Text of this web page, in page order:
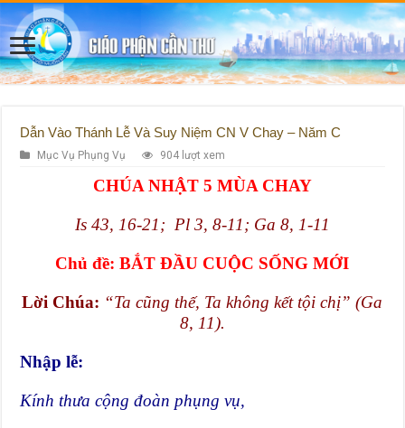
Dẫn Vào Thánh Lễ Và Suy Niệm CN V Chay – Năm C
Mục Vụ Phụng Vụ 904 lượt xem
CHÚA NHẬT 5 MÙA CHAY
Is 43, 16-21; Pl 3, 8-11; Ga 8, 1-11
Chủ đề:BẮT ĐẦU CUỘC SỐNG MỚI
Lời Chúa: “Ta cũng thế, Ta không kết tội chị” (Ga
8, 11).
Nhập lễ:
Kính thưa cộng đoàn phụng vụ,